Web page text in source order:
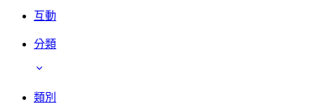
互動
分類
類別